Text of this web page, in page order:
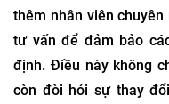
thêm nhân viên
tư vấn để đảm bảo
định. Điều này không
còn đòi hỏi sự thay